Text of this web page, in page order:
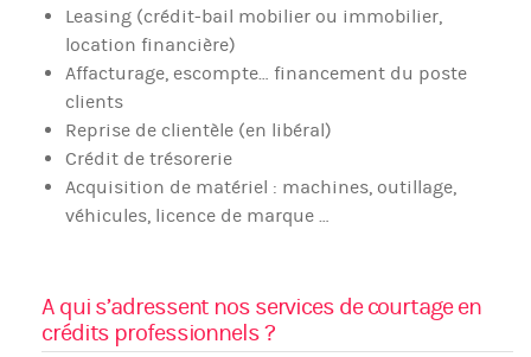
Leasing (crédit-bail mobilier ou immobilier,
location financière)
Affacturage, escompte… financement du poste
clients
Reprise de clientèle (en libéral)
Crédit de trésorerie
Acquisition de matériel : machines, outillage,
véhicules, licence de marque …
A qui s’adressent nos services de courtage en
crédits professionnels ?